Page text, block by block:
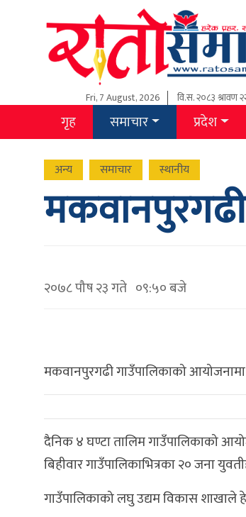
Fri, 7 August, 2026 वि.स.२०८३ श्रावण
गृह समाचार प्रदेश
अन्य समाचार स्थानीय
२०७८ पौष २३ गते ०९:५० बजे
मकवानपुरगढी गाउँपालिकाको
दैनिक ४ घण्टा तालिम गाउँपालिकाको
बिहीवार गाउँपालिकाभित्रका २० जना
गाउँपालिकाको लघु उद्यम विकास शाखाले